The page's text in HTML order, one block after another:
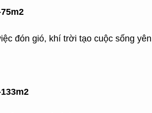
đón gió, khí trời tạo cuộc sống